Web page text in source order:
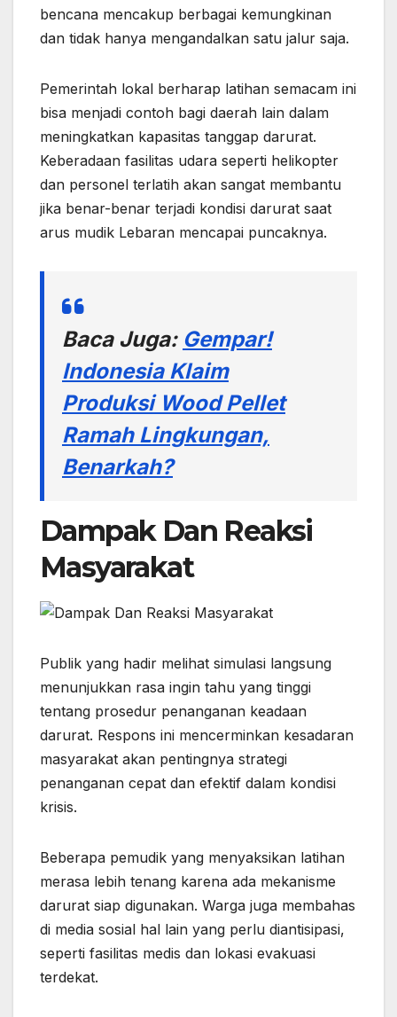
bencana mencakup berbagai kemungkinan
dan tidak hanya mengandalkan satu jalur saja.
Pemerintah lokal berharap latihan semacam ini
bisa menjadi contoh bagi daerah lain dalam
meningkatkan kapasitas tanggap darurat.
Keberadaan fasilitas udara seperti helikopter
dan personel terlatih akan sangat membantu
jika benar-benar terjadi kondisi darurat saat
arus mudik Lebaran mencapai puncaknya.
Baca Juga: Gempar!
Indonesia Klaim
Produksi Wood Pellet
Ramah Lingkungan,
Benarkah?
Dampak Dan Reaksi
Masyarakat
Publik yang hadir melihat simulasi langsung
menunjukkan rasa ingin tahu yang tinggi
tentang prosedur penanganan keadaan
darurat. Respons ini mencerminkan kesadaran
masyarakat akan pentingnya strategi
penanganan cepat dan efektif dalam kondisi
krisis.
Beberapa pemudik yang menyaksikan latihan
merasa lebih tenang karena ada mekanisme
darurat siap digunakan. Warga juga membahas
di media sosial hal lain yang perlu diantisipasi,
seperti fasilitas medis dan lokasi evakuasi
terdekat.